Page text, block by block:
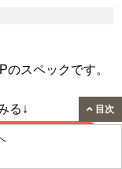
スペックです。
る↓ 目次